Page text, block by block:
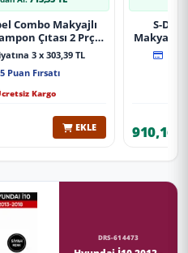
Combo Makyajlı
Çıtası 2 Prç
A+ Kalite
3 x 303,39 TL
Puan Fırsatı
Kargo
EKLE
S-
Makyajlı
2 Prç
910,16
DRS-614473